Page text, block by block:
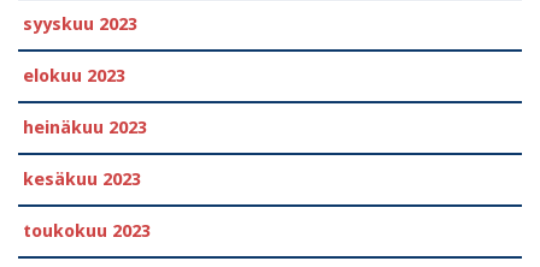
syyskuu 2023
elokuu 2023
heinäkuu 2023
kesäkuu 2023
toukokuu 2023